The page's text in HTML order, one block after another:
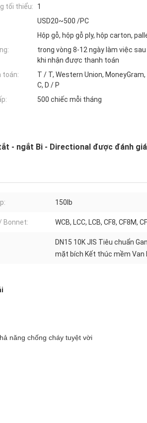
tối thiểu:
1
USD20~500 /PC
Hộp gỗ, hộp gỗ ply, hộp carton,
trong vòng 8-12 ngày làm việc sau
khi nhận được thanh toán
toán:
T / T, Western Union, MoneyGram,
C, D / P
500 chiếc mỗi tháng
- ngắt Bi - Directional được đánh
150lb
Bonnet: WCB, LCC, LCB, CF8, CF8M,
DN15 10K JIS Tiêu chuẩn
mặt bích Kết thúc mềm Van
năng chống cháy tuyệt vời